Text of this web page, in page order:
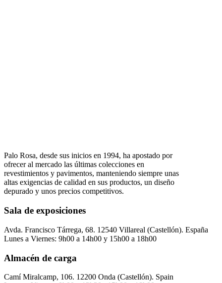
Palo Rosa, desde sus inicios en 1994, ha apostado por
ofrecer al mercado las últimas colecciones en
revestimientos y pavimentos, manteniendo siempre unas
altas exigencias de calidad en sus productos, un diseño
depurado y unos precios competitivos.
Sala de exposiciones
Avda. Francisco Tárrega, 68. 12540 Villareal (Castellón). España
Lunes a Viernes: 9h00 a 14h00 y 15h00 a 18h00
Almacén de carga
Camí Miralcamp, 106. 12200 Onda (Castellón). Spain